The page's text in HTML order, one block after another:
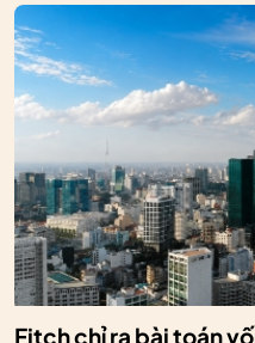
Fitch chỉ ra bài toán